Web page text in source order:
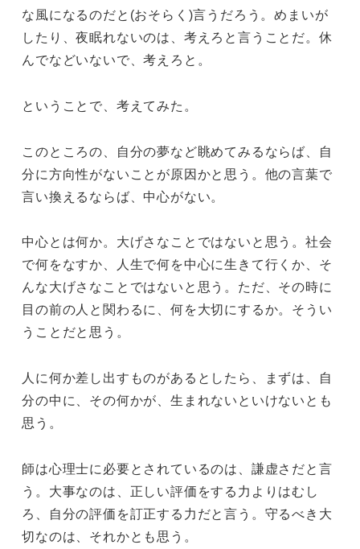
な風になるのだと(おそらく)言うだろう。めまいが
したり、夜眠れないのは、考えろと言うことだ。休
んでなどいないで、考えろと。
ということで、考えてみた。
このところの、自分の夢など眺めてみるならば、自
分に方向性がないことが原因かと思う。他の言葉で
言い換えるならば、中心がない。
中心とは何か。大げさなことではないと思う。社会
で何をなすか、人生で何を中心に生きて行くか、そ
んな大げさなことではないと思う。ただ、その時に
目の前の人と関わるに、何を大切にするか。そうい
うことだと思う。
人に何か差し出すものがあるとしたら、まずは、自
分の中に、その何かが、生まれないといけないとも
思う。
師は心理士に必要とされているのは、謙虚さだと言
う。大事なのは、正しい評価をする力よりはむし
ろ、自分の評価を訂正する力だと言う。守るべき大
切なのは、それかとも思う。